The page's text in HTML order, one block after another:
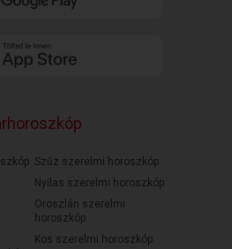
Szűz szerelmi horoszkóp
Nyilas szerelmi horoszkóp
Oroszlán szerelmi
horoszkóp
Kos szerelmi horoszkóp